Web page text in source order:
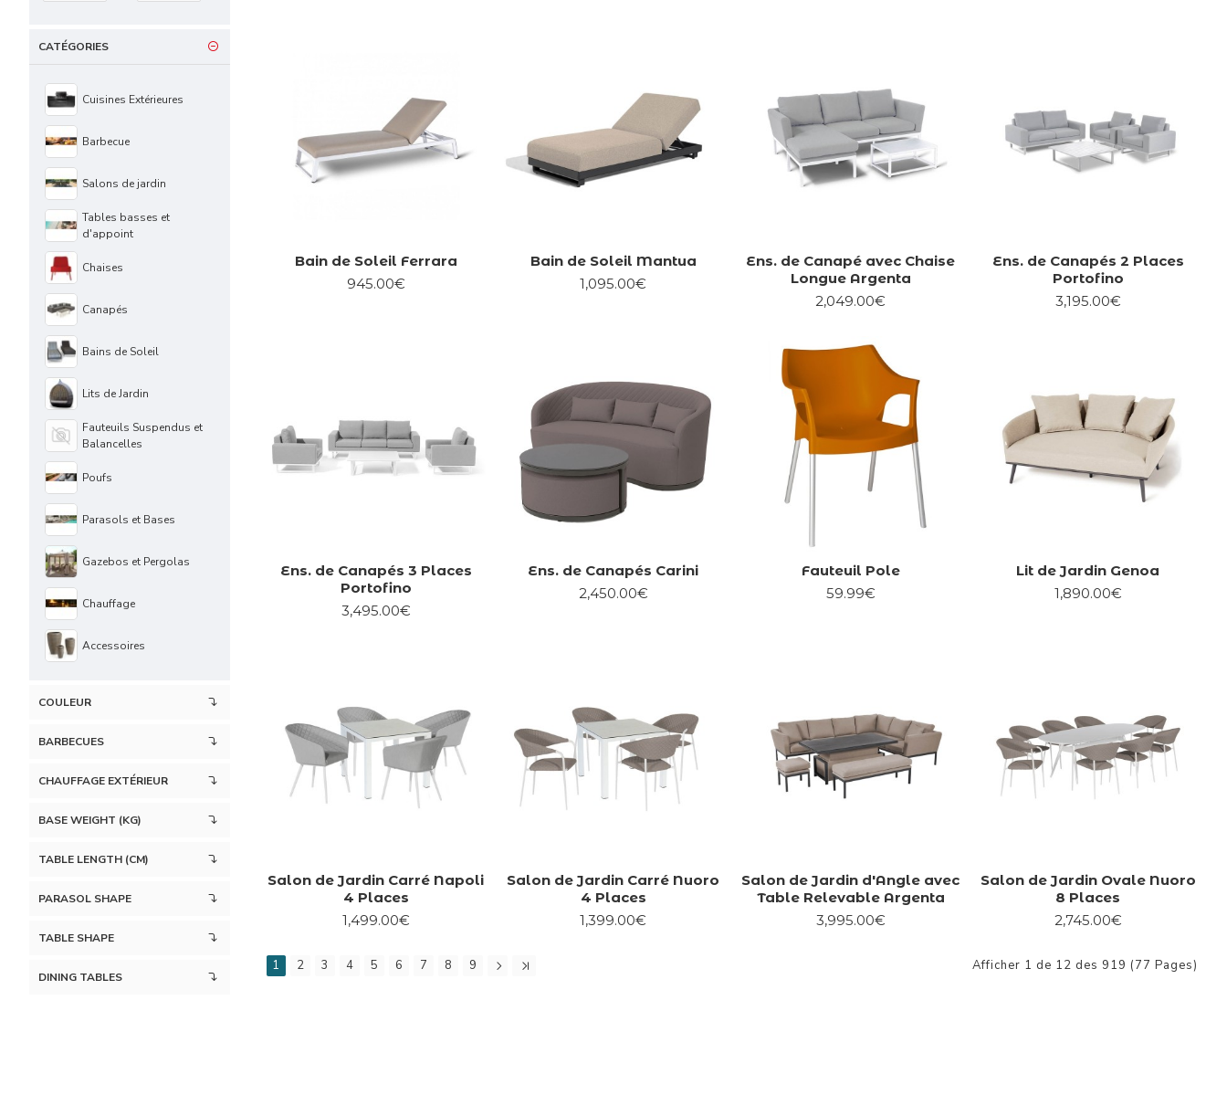
CATÉGORIES
Cuisines Extérieures
Barbecue
Salons de jardin
Tables basses et
d'appoint
Chaises
Canapés
Bains de Soleil
Lits de Jardin
Fauteuils Suspendus et
Balancelles
Poufs
Parasols et Bases
Gazebos et Pergolas
Chauffage
Accessoires
BASE WEIGHT (KG)
TABLE LENGTH (CM)
BARBECUES
COULEUR
CHAUFFAGE EXTÉRIEUR
PARASOL SHAPE
TABLE SHAPE
DINING TABLES
Bain de Soleil Ferrara
945.00€
Bain de Soleil Mantua
1,095.00€
Ens. de Canapé avec Chaise
Longue Argenta
2,049.00€
Ens. de Canapés 2 Places
Portofino
3,195.00€
Ens. de Canapés 3 Places
Portofino
3,495.00€
Ens. de Canapés Carini
2,450.00€
Fauteuil Pole
59.99€
Lit de Jardin Genoa
1,890.00€
Salon de Jardin Carré Napoli
4 Places
1,499.00€
Salon de Jardin Carré Nuoro
4 Places
1,399.00€
Salon de Jardin d'Angle avec
Table Relevable Argenta
3,995.00€
Salon de Jardin Ovale Nuoro
8 Places
2,745.00€
1 2 3 4 5 6 7 8 9 Afficher 1 de 12 des 919 (77 Pages)